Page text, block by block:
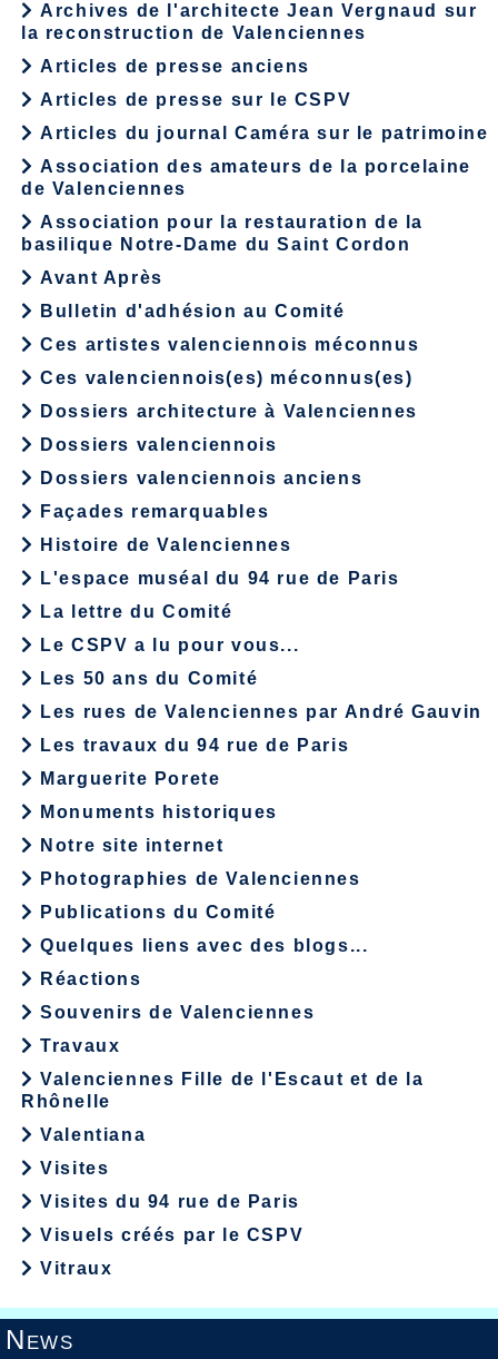
Archives de l'architecte Jean Vergnaud sur
la reconstruction de Valenciennes
Articles de presse anciens
Articles de presse sur le CSPV
Articles du journal Caméra sur le patrimoine
Association des amateurs de la porcelaine
de Valenciennes
Association pour la restauration de la
basilique Notre-Dame du Saint Cordon
Avant Après
Bulletin d'adhésion au Comité
Ces artistes valenciennois méconnus
Ces valenciennois(es) méconnus(es)
Dossiers architecture à Valenciennes
Dossiers valenciennois
Dossiers valenciennois anciens
Façades remarquables
Histoire de Valenciennes
L'espace muséal du 94 rue de Paris
La lettre du Comité
Le CSPV a lu pour vous...
Les 50 ans du Comité
Les rues de Valenciennes par André Gauvin
Les travaux du 94 rue de Paris
Marguerite Porete
Monuments historiques
Notre site internet
Photographies de Valenciennes
Publications du Comité
Quelques liens avec des blogs...
Réactions
Souvenirs de Valenciennes
Travaux
Valenciennes Fille de l'Escaut et de la
Rhônelle
Valentiana
Visites
Visites du 94 rue de Paris
Visuels créés par le CSPV
Vitraux
News